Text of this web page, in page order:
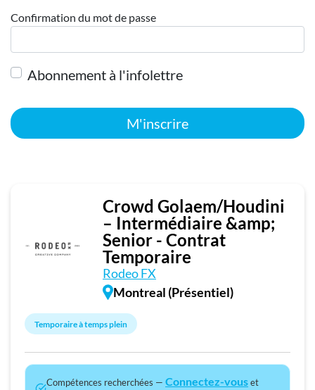
Confirmation du mot de passe
Abonnement à l'infolettre
M'inscrire
Crowd Golaem/Houdini
– Intermédiaire &amp;
Senior - Contrat
Temporaire
Rodeo FX
Montreal (Présentiel)
Temporaire à temps plein
Compétences recherchées — Connectez-vouset